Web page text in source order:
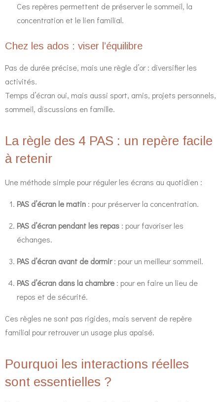
Ces repères permettent de préserver le sommeil, la
concentration et le lien familial.
Chez les ados : viser l’équilibre
Pas de durée précise, mais une règle d’or : diversifier les
activités.
Temps d’écran oui, mais aussi sport, amis, projets personnels,
sommeil, discussions en famille.
La règle des 4 PAS : un repère facile
à retenir
Une méthode simple pour réguler les écrans au quotidien :
PAS d’écran le matin : pour préserver la concentration.
PAS d’écran pendant les repas : pour favoriser les
échanges.
PAS d’écran avant de dormir: pour un meilleur sommeil.
PAS d’écran dans la chambre : pour en faire un lieu de
repos et de sécurité.
Ces règles ne sont pas rigides, mais servent de repère
familial pour retrouver un usage plus apaisé.
Pourquoi les interactions réelles
sont essentielles ?